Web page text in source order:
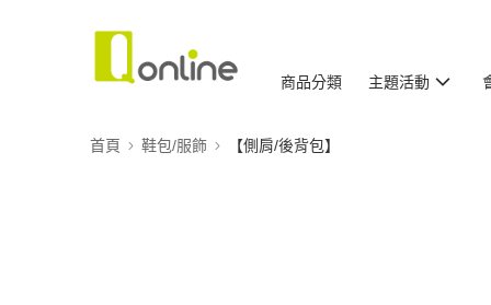
商品分類 主題活動
首頁 鞋包/服飾 【側肩/後背包】